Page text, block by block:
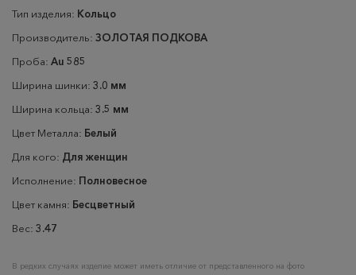
Тип изделия: Кольцо
Производитель: ЗОЛОТАЯ ПОДКОВА
Проба: Au 585
Ширина шинки: 3.0 мм
Ширина кольца: 3.5 мм
Цвет Металла: Белый
Для кого: Для женщин
Исполнение: Полновесное
Цвет камня: Бесцветный
Вес: 3.47
В редких случаях изделие может иметь отличие от представленного на фото